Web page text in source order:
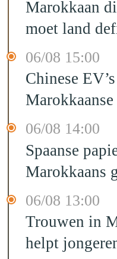
Marokkaan
moet land
06/08 15:00
Chinese
06/08 14:00
Spaanse
Marokkaans
06/08 13:00
Trouwen in
helpt